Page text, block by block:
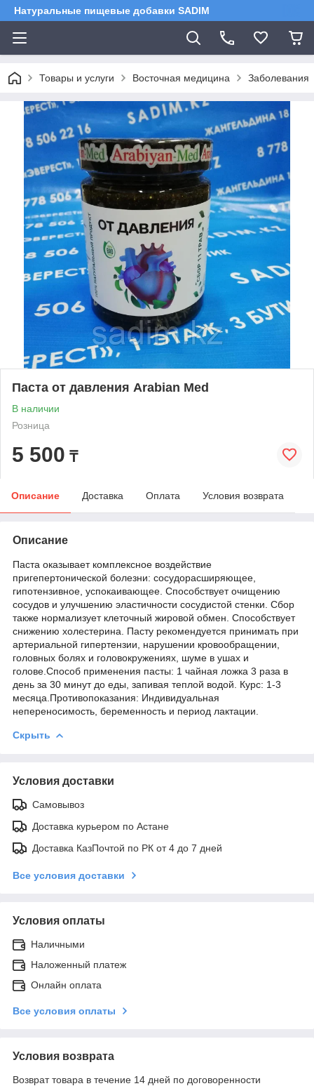
Натуральные пищевые добавки SADIM
Товары и услуги Восточная медицина Заболевания
Паста от давления Arabian Med
В наличии
Розница
5 500 ₸
Описание Доставка Оплата Условия возврата
Описание
Паста оказывает комплексное воздействие
пригепертонической болезни: сосудорасширяющее,
гипотензивное, успокаивающее. Способствует очищению
сосудов и улучшению эластичности сосудистой стенки. Сбор
также нормализует клеточный жировой обмен. Способствует
снижению холестерина. Пасту рекомендуется принимать при
артериальной гипертензии, нарушении кровообращении,
головных болях и головокружениях, шуме в ушах и
голове.Способ применения пасты: 1 чайная ложка 3 раза в
день за 30 минут до еды, запивая теплой водой. Курс: 1-3
месяца.Противопоказания: Индивидуальная
непереносимость, беременность и период лактации.
Скрыть
Условия доставки
Самовывоз
Доставка курьером по Астане
Доставка КазПочтой по РК от 4 до 7 дней
Все условия доставки
Условия оплаты
Наличными
Наложенный платеж
Онлайн оплата
Все условия оплаты
Условия возврата
Возврат товара в течение 14 дней по договоренности